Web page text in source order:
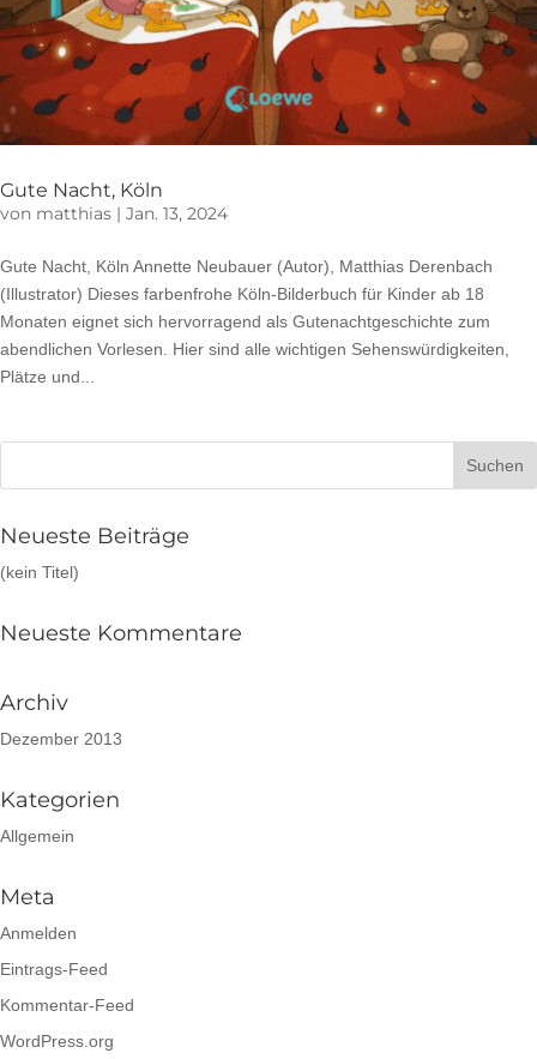
Gute Nacht, Köln
von matthias | Jan. 13, 2024
Gute Nacht, Köln Annette Neubauer (Autor), Matthias Derenbach
(Illustrator) Dieses farbenfrohe Köln-Bilderbuch für Kinder ab 18
Monaten eignet sich hervorragend als Gutenachtgeschichte zum
abendlichen Vorlesen. Hier sind alle wichtigen Sehenswürdigkeiten,
Plätze und...
Neueste Beiträge
(kein Titel)
Neueste Kommentare
Archiv
Dezember 2013
Kategorien
Allgemein
Meta
Anmelden
Eintrags-Feed
Kommentar-Feed
WordPress.org